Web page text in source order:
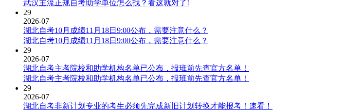
武汉主流正规自考助学单位怎么找？看这就对了!
29
2026-07
湖北自考10月成绩11月18日9:00公布，需要注意什么？
湖北自考10月成绩11月18日9:00公布，需要注意什么？
29
2026-07
湖北自考主考院校和助学机构名单已公布，报班前先查官方名单！
湖北自考主考院校和助学机构名单已公布，报班前先查官方名单！
29
2026-07
湖北自考非新计划专业的考生必须先完成新旧计划转换才能报考！速看！